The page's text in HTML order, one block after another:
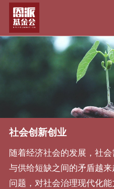
社会创新创业
随着经济社会的发展，社
与供给短缺之间的矛盾越
问题，对社会治理现代化